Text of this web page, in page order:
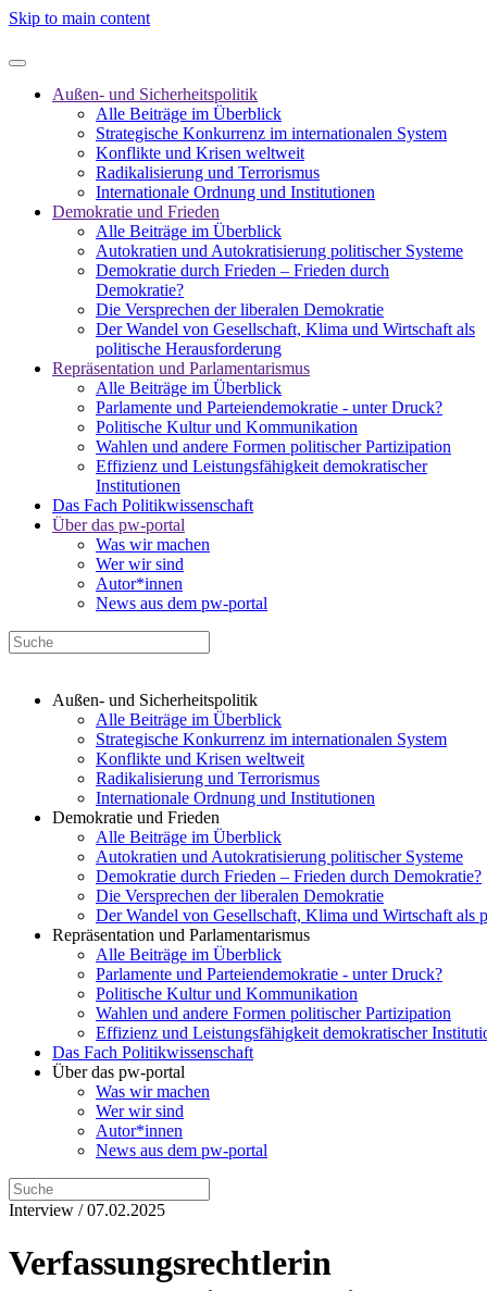
Skip to main content
Außen- und Sicherheitspolitik
Alle Beiträge im Überblick
Strategische Konkurrenz im internationalen System
Konflikte und Krisen weltweit
Radikalisierung und Terrorismus
Internationale Ordnung und Institutionen
Demokratie und Frieden
Alle Beiträge im Überblick
Autokratien und Autokratisierung politischer Systeme
Demokratie durch Frieden – Frieden durch
Demokratie?
Die Versprechen der liberalen Demokratie
Der Wandel von Gesellschaft, Klima und Wirtschaft als
politische Herausforderung
Repräsentation und Parlamentarismus
Alle Beiträge im Überblick
Parlamente und Parteiendemokratie - unter Druck?
Politische Kultur und Kommunikation
Wahlen und andere Formen politischer Partizipation
Effizienz und Leistungsfähigkeit demokratischer
Institutionen
Das Fach Politikwissenschaft
Über das pw-portal
Was wir machen
Wer wir sind
Autor*innen
News aus dem pw-portal
Außen- und Sicherheitspolitik
Alle Beiträge im Überblick
Strategische Konkurrenz im internationalen System
Konflikte und Krisen weltweit
Radikalisierung und Terrorismus
Internationale Ordnung und Institutionen
Demokratie und Frieden
Alle Beiträge im Überblick
Autokratien und Autokratisierung politischer Systeme
Demokratie durch Frieden – Frieden durch Demokratie?
Die Versprechen der liberalen Demokratie
Der Wandel von Gesellschaft, Klima und Wirtschaft als
Repräsentation und Parlamentarismus
Alle Beiträge im Überblick
Parlamente und Parteiendemokratie - unter Druck?
Politische Kultur und Kommunikation
Wahlen und andere Formen politischer Partizipation
Effizienz und Leistungsfähigkeit demokratischer
Das Fach Politikwissenschaft
Über das pw-portal
Was wir machen
Wer wir sind
Autor*innen
News aus dem pw-portal
Interview / 07.02.2025
Verfassungsrechtlerin